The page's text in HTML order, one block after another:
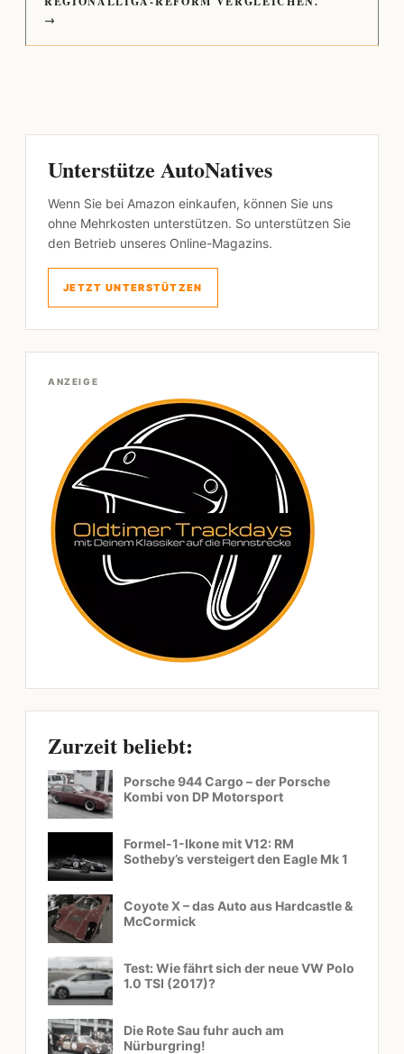
→
Unterstütze AutoNatives
Wenn Sie bei Amazon einkaufen, können Sie uns
ohne Mehrkosten unterstützen. So unterstützen Sie
den Betrieb unseres Online-Magazins.
JETZT UNTERSTÜTZEN
ANZEIGE
Zurzeit beliebt:
Porsche 944 Cargo – der Porsche
Kombi von DP Motorsport
Formel-1-Ikone mit V12: RM
Sotheby’s versteigert den Eagle Mk 1
Coyote X – das Auto aus Hardcastle &
McCormick
Test: Wie fährt sich der neue VW Polo
1.0 TSI (2017)?
Die Rote Sau fuhr auch am
Nürburgring!